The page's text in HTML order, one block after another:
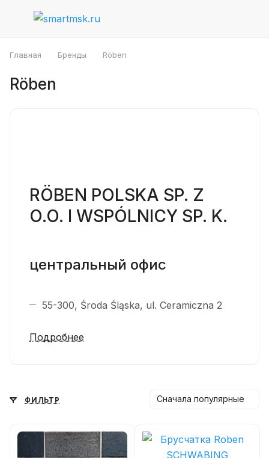
Главная Бренды Röben
Röben
RÖBEN POLSKA SP. Z
O.O. I WSPÓLNICY SP. K.
центральный офис
55-300, Środa Śląska, ul. Ceramiczna 2
Подробнее
ФИЛЬТР Сначала популярные